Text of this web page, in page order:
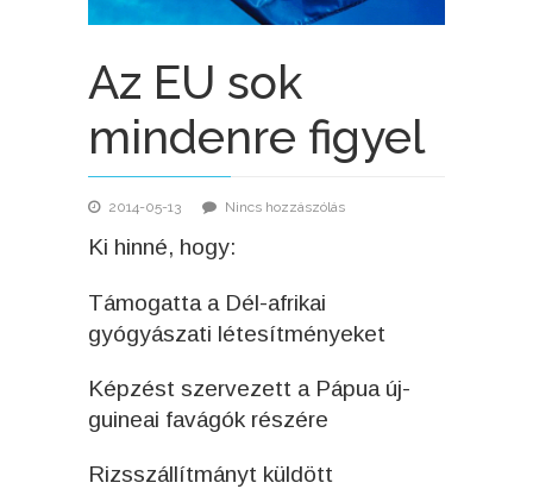
Az EU sok
mindenre figyel
2014-05-13 Nincs hozzászólás
Ki hinné, hogy:
Támogatta a Dél-afrikai
gyógyászati létesítményeket
Képzést szervezett a Pápua új-
guineai favágók részére
Rizsszállítmányt küldött